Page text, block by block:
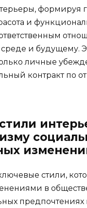
формируя
и
и будущему.
личные
контракт по
стили,
в
предпочтениях